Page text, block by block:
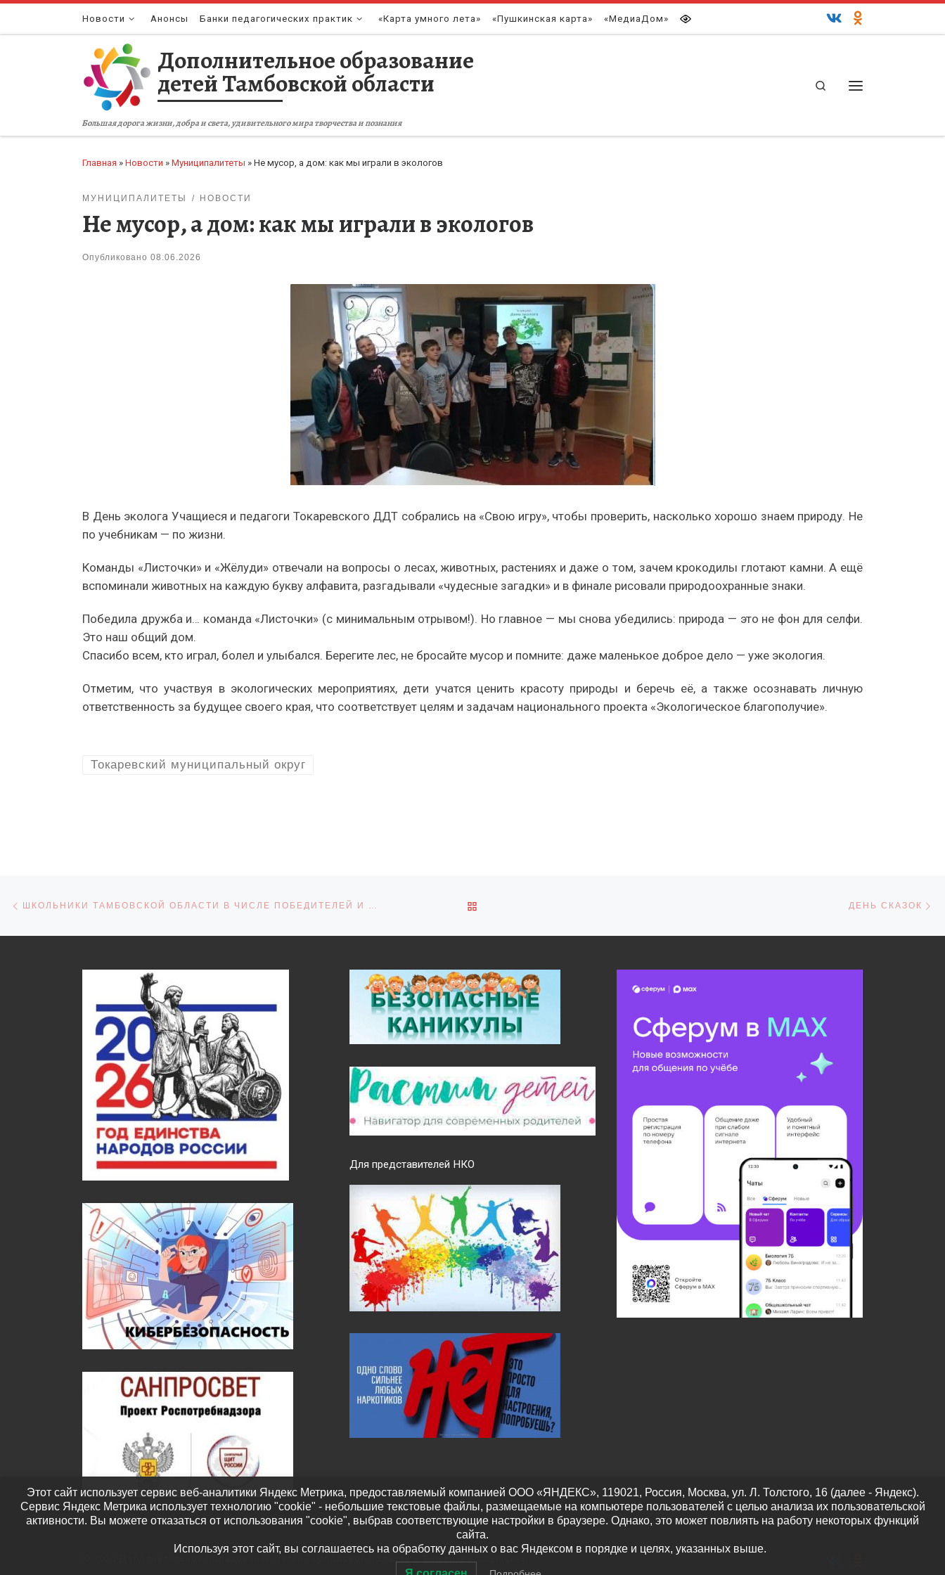
Перейти к содержимому
Новости Анонсы Банки педагогических практик «Карта умного лета» «Пушкинская карта» «МедиаДом»
Дополнительное образование
детей Тамбовской области
Большая дорога жизни, добра и света, удивительного мира творчества и познания
Search
Главная » Новости » Муниципалитеты » Не мусор, а дом: как мы играли в экологов
МУНИЦИПАЛИТЕТЫ НОВОСТИ
Не мусор, а дом: как мы играли в экологов
Опубликовано 08.06.2026
В День эколога Учащиеся и педагоги Токаревского ДДТ собрались на «Свою игру», чтобы проверить, насколько хорошо знаем природу. Не
по учебникам — по жизни.
Команды «Листочки» и «Жёлуди» отвечали на вопросы о лесах, животных, растениях и даже о том, зачем крокодилы глотают камни. А ещё
вспоминали животных на каждую букву алфавита, разгадывали «чудесные загадки» и в финале рисовали природоохранные знаки.
Победила дружба и… команда «Листочки» (с минимальным отрывом!). Но главное — мы снова убедились: природа — это не фон для селфи.
Это наш общий дом.
Спасибо всем, кто играл, болел и улыбался. Берегите лес, не бросайте мусор и помните: даже маленькое доброе дело — уже экология.
Отметим, что участвуя в экологических мероприятиях, дети учатся ценить красоту природы и беречь её, а также осознавать личную
ответственность за будущее своего края, что соответствует целям и задачам национального проекта «Экологическое благополучие».
Токаревский муниципальный округ
Навигация по записям ШКОЛЬНИКИ ТАМБОВСКОЙ ОБЛАСТИ В ЧИСЛЕ ПОБЕДИТЕЛЕЙ И ПРИЗЕРОВ ВСЕРОССИЙСКОГО ФЕСТИВАЛЯ РОБОТОТЕХНИКИ «РОБОСИТИ 2026» ДЕНЬ СКАЗОК
Для представителей НКО
Дополнительное образование детей Тамбовской области – Все права защищены
Этот сайт использует сервис веб-аналитики Яндекс Метрика, предоставляемый компанией ООО «ЯНДЕКС», 119021, Россия, Москва, ул. Л. Толстого, 16 (далее - Яндекс).
Сервис Яндекс Метрика использует технологию "cookie" - небольшие текстовые файлы, размещаемые на компьютере пользователей с целью анализа их пользовательской
активности. Вы можете отказаться от использования "cookie", выбрав соответствующие настройки в браузере. Однако, это может повлиять на работу некоторых функций
сайта.
Используя этот сайт, вы соглашаетесь на обработку данных о вас Яндексом в порядке и целях, указанных выше.